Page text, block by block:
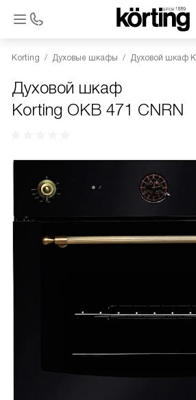
Korting Духовые шкафы Духовой шкаф
Духовой шкаф
Korting OKB 471 CNRN